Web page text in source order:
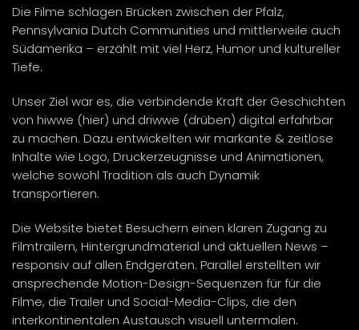
Die Filme schlagen Brücken zwischen der Pfalz,
Pennsylvania Dutch Communities und mittlerweile auch
Südamerika – erzählt mit viel Herz, Humor und kultureller
Tiefe.
Unser Ziel war es, die verbindende Kraft der Geschichten
von hiwwe (hier) und driwwe (drüben) digital erfahrbar
zu machen. Dazu entwickelten wir markante & zeitlose
Inhalte wie Logo, Druckerzeugnisse und Animationen,
welche sowohl Tradition als auch Dynamik
transportieren.
Die Website bietet Besuchern einen klaren Zugang zu
Filmtrailern, Hintergrundmaterial und aktuellen News –
responsiv auf allen Endgeräten. Parallel erstellten wir
ansprechende Motion-Design-Sequenzen für für die
Filme, die Trailer und Social-Media-Clips, die den
interkontinentalen Austausch visuell untermalen.